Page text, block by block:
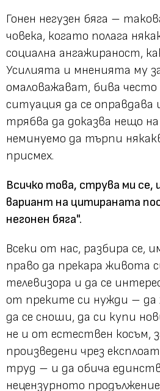
Гонен негузен бяга –
човека, когато полага
социална ангажираност,
Усилията и мненията му
омаловажават, бива
ситуация да се
трябва да доказва нещо на
неминуемо да търпи
присмех.
Всичко това, струва ми се,
вариант на цитираната
негонен бяга".
Всеки от нас, разбира се,
право да прекара живота
телевизора и да се
от преките си нужди – да
да се сноши, да си купи
не и от естествен косъм,
произведени чрез
труд – и да обича
нецензурното